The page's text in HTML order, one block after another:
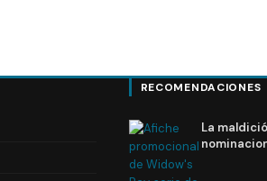
RECOMENDACIONES
La